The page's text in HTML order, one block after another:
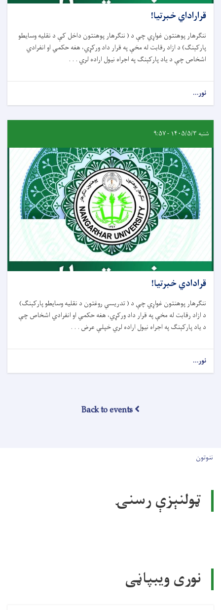
قراراداي خبرتيا!
ننګرهار پوهنتون غواړي چې د ( ننګرهار پوهنتون داخل کې د نقليه وسايطو
پارکېنګ) د ازاد رقابت له مخې په قرار داد ورکړي، هغه حکمي او انفرادي
اشخاص چې د ياد پارکېنګ په اجراه نيول اراده لري . . .
نور...
شنبه ۱۴۰۵/۵/۳ - ۹:۵۷
قرادادي خبرتيا!
ننګرهار پوهنتون غواړي چې د ( تدريسي روغتون د نقليه وسايطو پارکېنګ)
د ازاد رقابت له مخې په قرار داد ورکړي، هغه حکمي او انفرادي اشخاص چې
د ياد پارکېنګ په اجراه نيول اراده لري خپلې عرض . . .
نور...
Back to events
User account menu
ننوتون
ټولنېزې رسنۍ
نوری ویبپاڼی